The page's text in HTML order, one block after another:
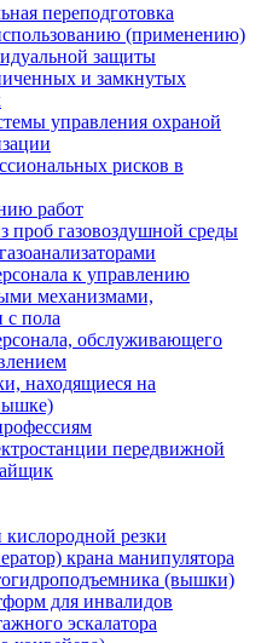
переподготовка
(применению)
защиты
и замкнутых
управления охраной
рисков в
работ
проб газовоздушной среды
к управлению
механизмами,
с пола
обслуживающего
находящиеся на
передвижной
кислородной резки
крана манипулятора
(вышки)
для инвалидов
эскалатора